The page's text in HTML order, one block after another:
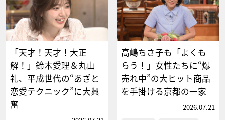
「天才！天才！大正
解！」鈴木愛理＆丸山
礼、平成世代の“あざと
恋愛テクニック”に大興
奮
高嶋ちさ子も「よくも
らう！」女性たちに“爆
売れ中”の大ヒット商品
を手掛ける京都の一家
2026.07.21